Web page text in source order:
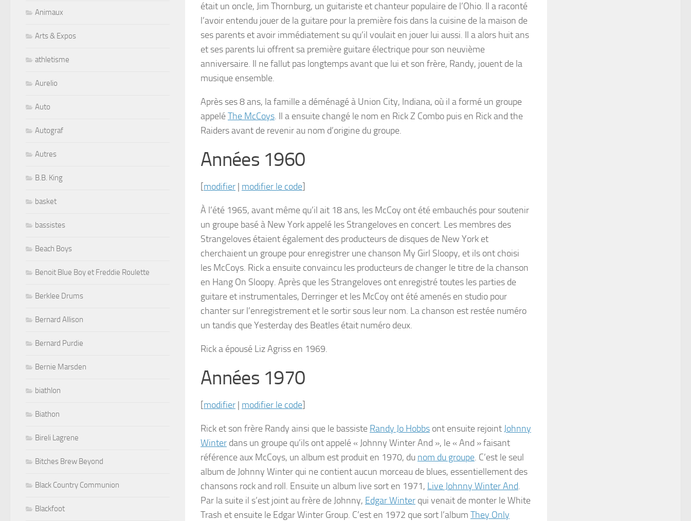
était un oncle, Jim Thornburg, un guitariste et chanteur populaire de l’Ohio. Il a raconté
l’avoir entendu jouer de la guitare pour la première fois dans la cuisine de la maison de
ses parents et avoir immédiatement su qu’il voulait en jouer lui aussi. Il a alors huit ans
et ses parents lui offrent sa première guitare électrique pour son neuvième
anniversaire. Il ne fallut pas longtemps avant que lui et son frère, Randy, jouent de la
musique ensemble.
Après ses 8 ans, la famille a déménagé à Union City, Indiana, où il a formé un groupe
appeléThe McCoys. Il a ensuite changé le nom en Rick Z Combo puis en Rick and the
Raiders avant de revenir au nom d’origine du groupe.
Années 1960
[modifier | modifier le code]
À l’été 1965, avant même qu’il ait 18 ans, les McCoy ont été embauchés pour soutenir
un groupe basé à New York appelé les Strangeloves en concert. Les membres des
Strangeloves étaient également des producteurs de disques de New York et
cherchaient un groupe pour enregistrer une chanson My Girl Sloopy, et ils ont choisi
les McCoys. Rick a ensuite convaincu les producteurs de changer le titre de la chanson
en Hang On Sloopy. Après que les Strangeloves ont enregistré toutes les parties de
guitare et instrumentales, Derringer et les McCoy ont été amenés en studio pour
chanter sur l’enregistrement et le sortir sous leur nom. La chanson est restée numéro
un tandis queYesterday des Beatles était numéro deux.
Rick a épousé Liz Agriss en 1969.
Années 1970
[modifier | modifier le code]
Rick et son frère Randy ainsi que le bassiste Randy Jo Hobbs ont ensuite rejoint Johnny
Winter dans un groupe qu’ils ont appelé « Johnny Winter And », le « And » faisant
référence aux McCoys, un album est produit en 1970, du nom du groupe. C’est le seul
album de Johnny Winter qui ne contient aucun morceau de blues, essentiellement des
chansons rock and roll. Ensuite un album live sort en 1971, Live Johnny Winter And.
Par la suite il s’est joint au frère de Johnny, Edgar Winter qui venait de monter le White
Trash et ensuite le Edgar Winter Group. C’est en 1972 que sort l’album They Only
Animaux
Arts & Expos
athletisme
Aurelio
Auto
Autograf
Autres
B.B. King
basket
bassistes
Beach Boys
Benoit Blue Boy et Freddie Roulette
Berklee Drums
Bernard Allison
Bernard Purdie
Bernie Marsden
biathlon
Biathon
Bireli Lagrene
Bitches Brew Beyond
Black Country Communion
Blackfoot